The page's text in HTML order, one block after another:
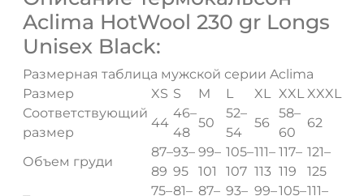
Aclima HotWool 230 gr Longs
Unisex Black:
Размерная таблица мужской серии Aclima
Размер
XS S M L XL XXL XXXL
Соответствующий
размер
44
46–
48
50
52–
54
56
58–
60
62
Объем груди
87–
89
93–
95
99–
101
105–
107
111–
113
117–
119
121–
125
75–81– 87– 93– 99–105–111–